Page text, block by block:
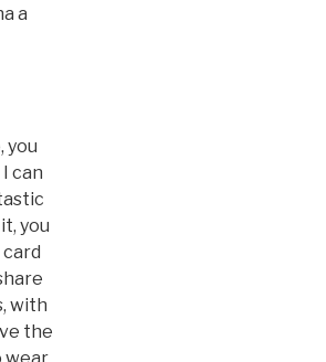
a
you
can
you
with
the